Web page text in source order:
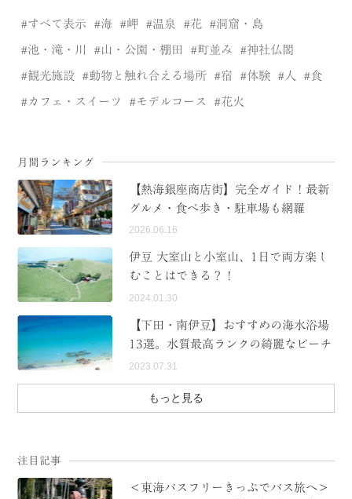
すべて表示 海 岬 温泉 花 洞窟・島
池・滝・川 山・公園・棚田 町並み 神社仏閣
観光施設 動物と触れ合える場所 宿 体験 人 食
カフェ・スイーツ モデルコース 花火
月間ランキング
【熱海銀座商店街】完全ガイド！最新
グルメ・食べ歩き・駐車場も網羅
2026.06.16
伊豆 大室山と小室山、1日で両方楽し
むことはできる？！
2024.01.30
【下田・南伊豆】おすすめの海水浴場
13選。水質最高ランクの綺麗なビーチ
2023.07.31
もっと見る
注目記事
＜東海バスフリーきっぷでバス旅へ＞